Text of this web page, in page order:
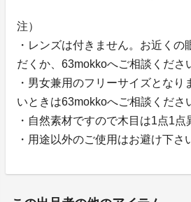
注）
・レンズは付きません。お近くの
だくか、63mokkoへご相談くださ
・男女兼用のフリーサイズとなり
いときは63mokkoへご相談くださ
・自然素材ですので木目は1点1点
・用途以外のご使用はお避け下さ